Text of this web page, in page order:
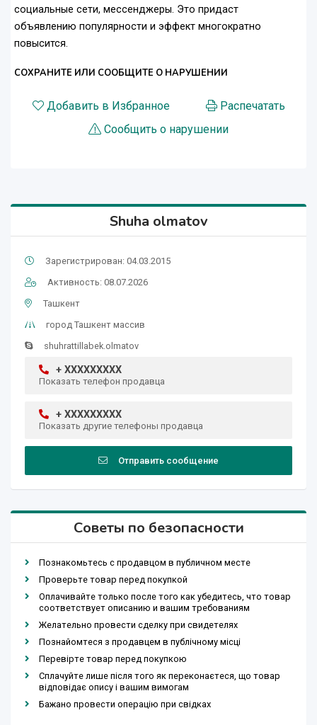
социальные сети, мессенджеры. Это придаст
объявлению популярности и эффект многократно
повысится.
СОХРАНИТЕ ИЛИ СООБЩИТЕ О НАРУШЕНИИ
Добавить в Избранное
Распечатать
Сообщить о нарушении
Shuha olmatov
Зарегистрирован: 04.03.2015
Активность: 08.07.2026
Ташкент
город Ташкент массив
shuhrattillabek.olmatov
+ XXXXXXXXX
Показать телефон продавца
+ XXXXXXXXX
Показать другие телефоны продавца
Отправить сообщение
Советы по безопасности
Познакомьтесь с продавцом в публичном месте
Проверьте товар перед покупкой
Оплачивайте только после того как убедитесь, что товар
соответствует описанию и вашим требованиям
Желательно провести сделку при свидетелях
Познайомтеся з продавцем в публічному місці
Перевірте товар перед покупкою
Сплачуйте лише після того як переконаєтеся, що товар
відповідає опису і вашим вимогам
Бажано провести операцію при свідках